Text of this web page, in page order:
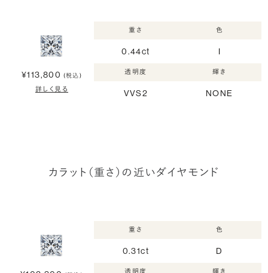
¥113,800 (税込)
詳しく見る
重さ
0.44ct
色
I
透明度
VVS2
輝き
NONE
カラット（重さ）の近いダイヤモンド
重さ
0.31ct
色
D